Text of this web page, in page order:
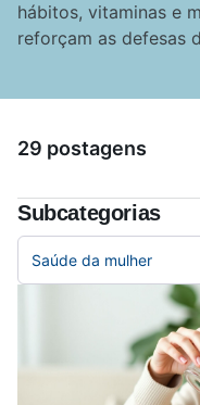
Dermocosméticos
Fraldas
Gravidez
Medicamentos
Prevenção e cuidados
Saúde do homem
hábitos, vitaminas e
reforçam as defesas
29 postagens
Subcategorias
Saúde da mulher